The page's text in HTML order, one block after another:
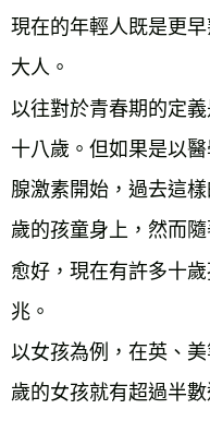
現在的年輕人既是更
大人。
以往對於青春期的定
十八歲。但如果是以
腺激素開始，過去這
歲的孩童身上，然而
愈好，現在有許多十
兆。
以女孩為例，在英、
歲的女孩就有超過半